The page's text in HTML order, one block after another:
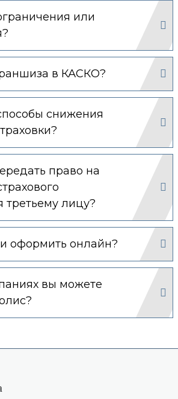
или
в КАСКО?
снижения
право на
лицу?
оформить онлайн?
вы можете